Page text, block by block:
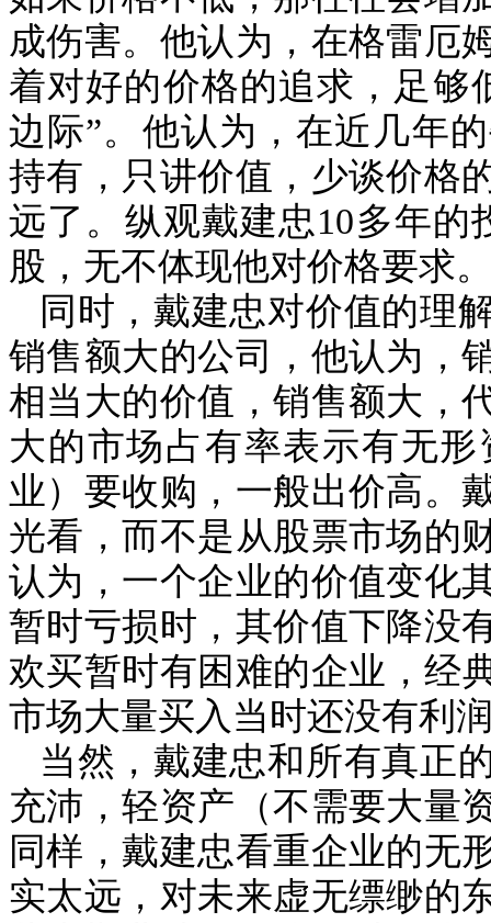
成伤害。他认为，在格雷厄
着对好的价格的追求，足够
边际”。他认为，在近几年
持有，只讲价值，少谈价格
远了。纵观戴建忠10多年的
股，无不体现他对价格要求
同时，戴建忠对价值的理
销售额大的公司，他认为，
相当大的价值，销售额大，
大的市场占有率表示有无
业）要收购，一般出价高。
光看，而不是从股票市场的
认为，一个企业的价值变化
暂时亏损时，其价值下降没
欢买暂时有困难的企业，经
市场大量买入当时还没有利
当然，戴建忠和所有真正
充沛，轻资产（不需要大量
同样，戴建忠看重企业的无
实太远，对未来虚无缥缈的